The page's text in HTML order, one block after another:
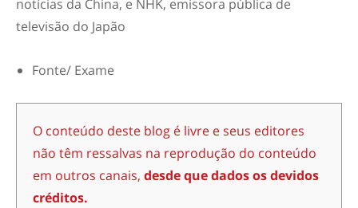
notícias da China, e NHK, emissora pública de
televisão do Japão
Fonte/ Exame
O conteúdo deste blog é livre e seus editores
não têm ressalvas na reprodução do conteúdo
em outros canais, desde que dados os devidos
créditos.